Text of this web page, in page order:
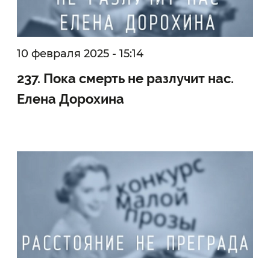
10 февраля 2025 - 15:14
237. Пока смерть не разлучит нас.
Елена Дорохина